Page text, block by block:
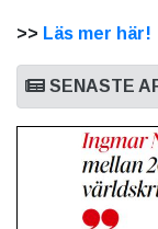
>> Läs mer här!
SENASTE